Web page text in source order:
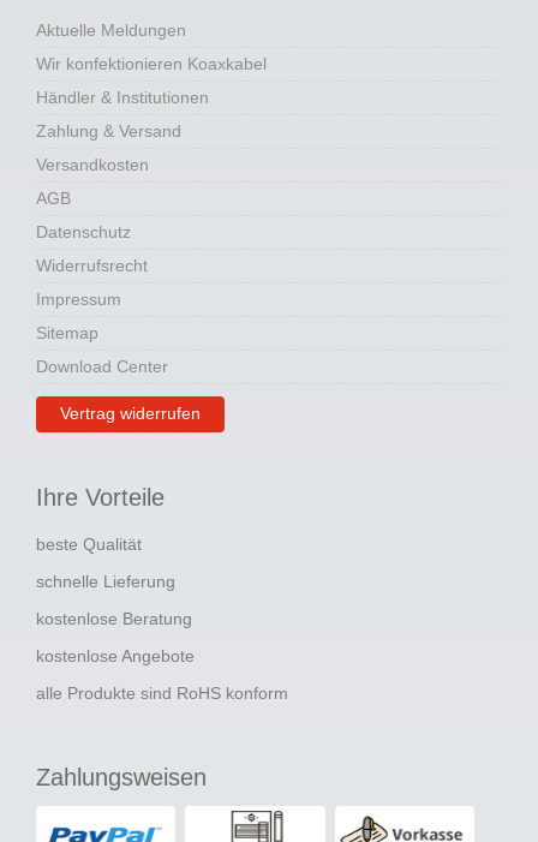
Aktuelle Meldungen
Wir konfektionieren Koaxkabel
Händler & Institutionen
Zahlung & Versand
Versandkosten
AGB
Datenschutz
Widerrufsrecht
Impressum
Sitemap
Download Center
Vertrag widerrufen
Ihre Vorteile
beste Qualität
schnelle Lieferung
kostenlose Beratung
kostenlose Angebote
alle Produkte sind RoHS konform
Zahlungsweisen